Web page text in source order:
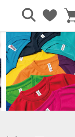
シャツ・ドライウェア(半袖・長袖)